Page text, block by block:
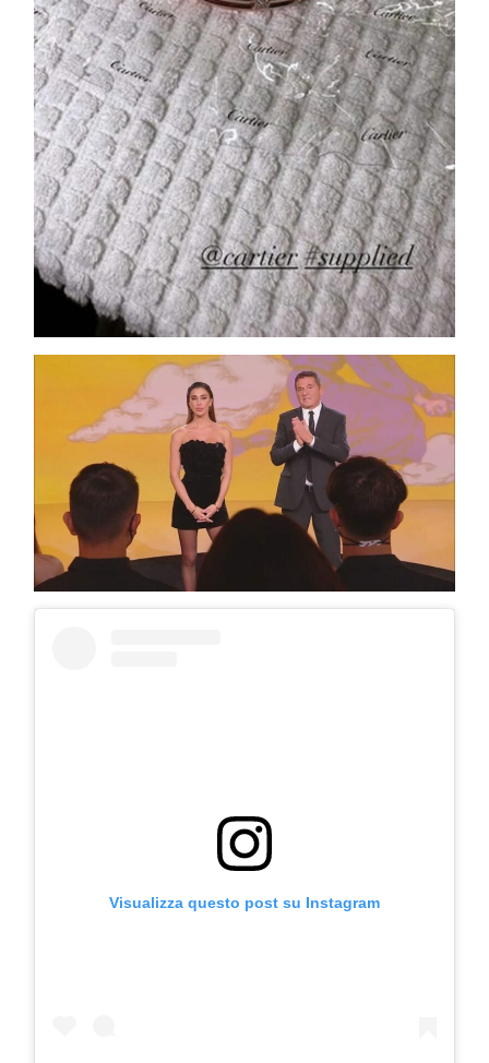
Visualizza questo post su Instagram
Cosmprof Worldwide Bologna